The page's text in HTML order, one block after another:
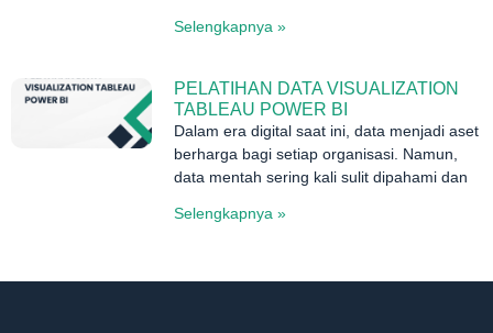
Selengkapnya »
PELATIHAN DATA VISUALIZATION
TABLEAU POWER BI
Dalam era digital saat ini, data menjadi aset
berharga bagi setiap organisasi. Namun,
data mentah sering kali sulit dipahami dan
Selengkapnya »